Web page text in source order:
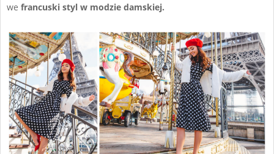
we francuski styl w modzie damskiej.